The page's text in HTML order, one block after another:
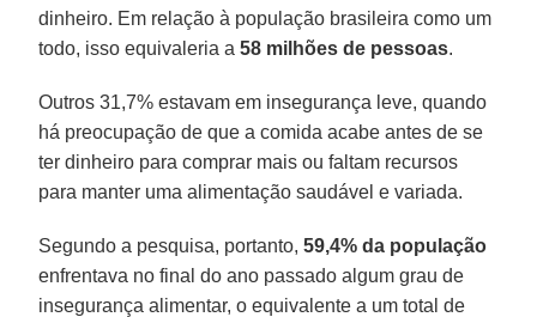
dinheiro. Em relação à população brasileira como um
todo, isso equivaleria a58 milhões de pessoas.
Outros 31,7% estavam em insegurança leve, quando
há preocupação de que a comida acabe antes de se
ter dinheiro para comprar mais ou faltam recursos
para manter uma alimentação saudável e variada.
Segundo a pesquisa, portanto,59,4% da população
enfrentava no final do ano passado algum grau de
insegurança alimentar, o equivalente a um total de